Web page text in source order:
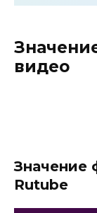
видео
Значение
Rutube